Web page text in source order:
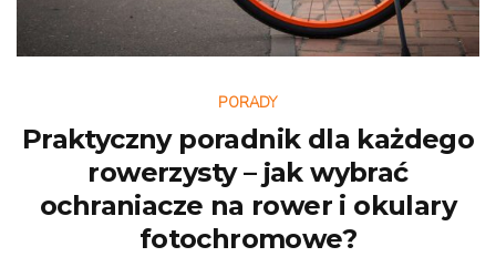
PORADY
Praktyczny poradnik dla każdego
rowerzysty – jak wybrać
ochraniacze na rower i okulary
fotochromowe?